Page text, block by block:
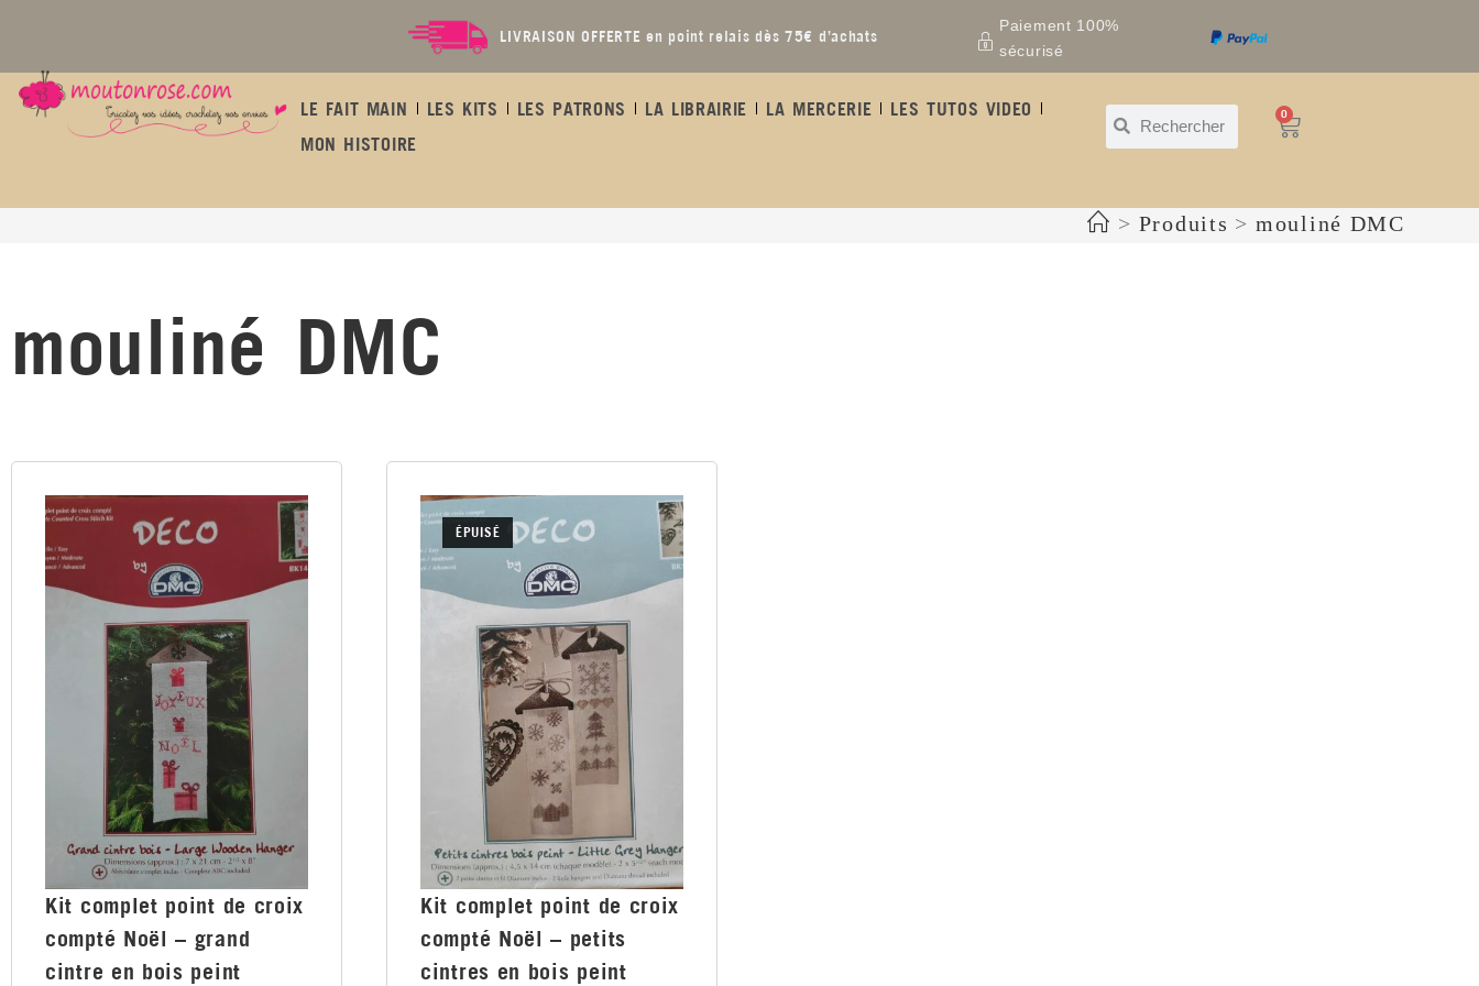
LIVRAISON OFFERTE en point relais dès 75€ d’achats
Paiement 100%
sécurisé
LE FAIT MAIN LES KITS LES PATRONS LA LIBRAIRIE LA MERCERIE
LES TUTOS VIDEO
MON HISTOIRE
0
> Produits > mouliné DMC
mouliné DMC
Kit complet point de croix
compté Noël – grand
cintre en bois peint
ÉPUISÉ
Kit complet point de croix
compté Noël – petits
cintres en bois peint